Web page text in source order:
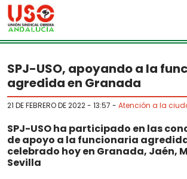
Skip to main content
SPJ-USO, apoyando a la
agredida en Granada
21 DE FEBRERO DE 2022 - 13:57 - Atención a la
SPJ-USO ha participado en las
de apoyo a la funcionaria
celebrado hoy en Granada, Jaén,
Sevilla